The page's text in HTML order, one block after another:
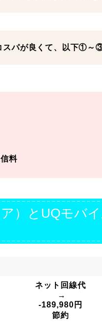
スパが良くて、以下①～
料
）とUQモバ
ネット回線代
→
-189,980円
節約